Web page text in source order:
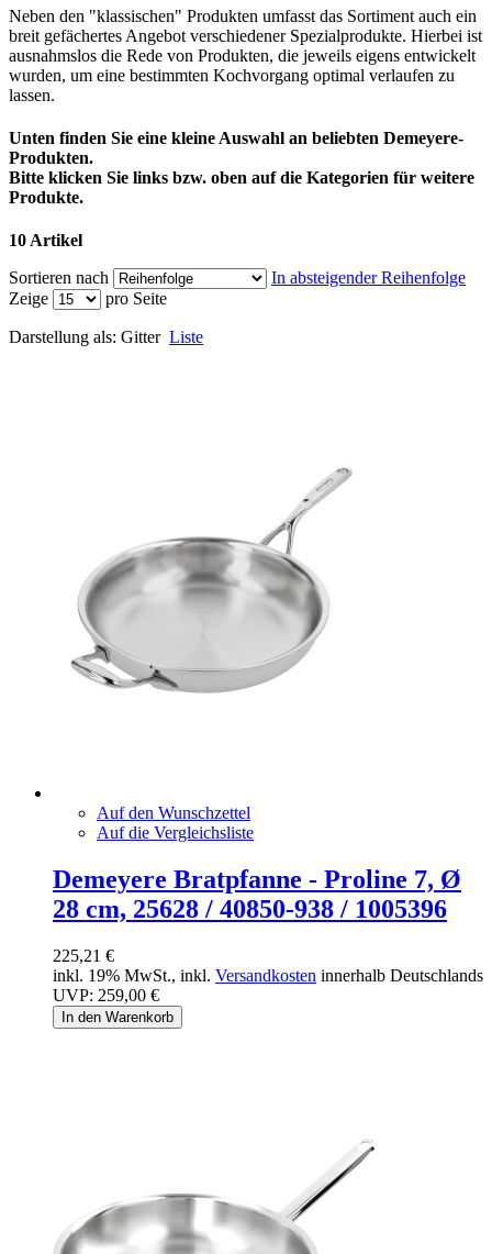
Neben den "klassischen" Produkten umfasst das Sortiment auch ein
breit gefächertes Angebot verschiedener Spezialprodukte. Hierbei ist
ausnahmslos die Rede von Produkten, die jeweils eigens entwickelt
wurden, um eine bestimmten Kochvorgang optimal verlaufen zu
lassen.
Unten finden Sie eine kleine Auswahl an beliebten Demeyere-
Produkten.
Bitte klicken Sie links bzw. oben auf die Kategorien für weitere
Produkte.
10 Artikel
Sortieren nach
In absteigender Reihenfolge
Zeige
pro Seite
Darstellung als: Gitter Liste
Auf den Wunschzettel
Auf die Vergleichsliste
Demeyere Bratpfanne - Proline 7, Ø
28 cm, 25628 / 40850-938 / 1005396
225,21 €
inkl. 19% MwSt., inkl. Versandkosten innerhalb Deutschlands
UVP: 259,00 €
In den Warenkorb